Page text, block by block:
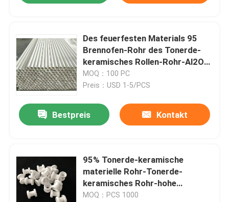
Des feuerfesten Materials 95
Brennofen-Rohr des Tonerde-
keramisches Rollen-Rohr-Al2O3
Rod High Alumina Refractory
Furnace
MOQ：100 PC
Preis：USD 1-5/PCS
Bestpreis Kontakt
95% Tonerde-keramische
materielle Rohr-Tonerde-
keramisches Rohr-hohe
Isolierung hitzebeständig
MOQ：PCS 1000